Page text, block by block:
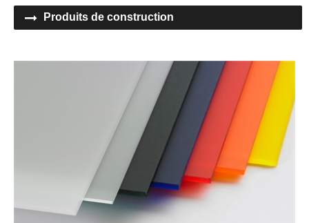
Produits de construction